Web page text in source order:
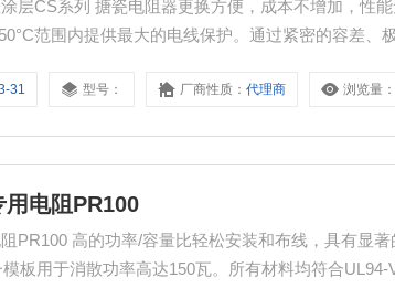
层CS系列 搪瓷电阻器更换方便，成本不增加，性
范围内提供最大的电线保护。通过紧密的容差、
。
31 型号： 厂商性质：代理商 浏览量：
电阻PR100
PR100 高的功率/容量比轻松安装和布线，具有显
板用于消散功率高达150瓦。所有材料均符合